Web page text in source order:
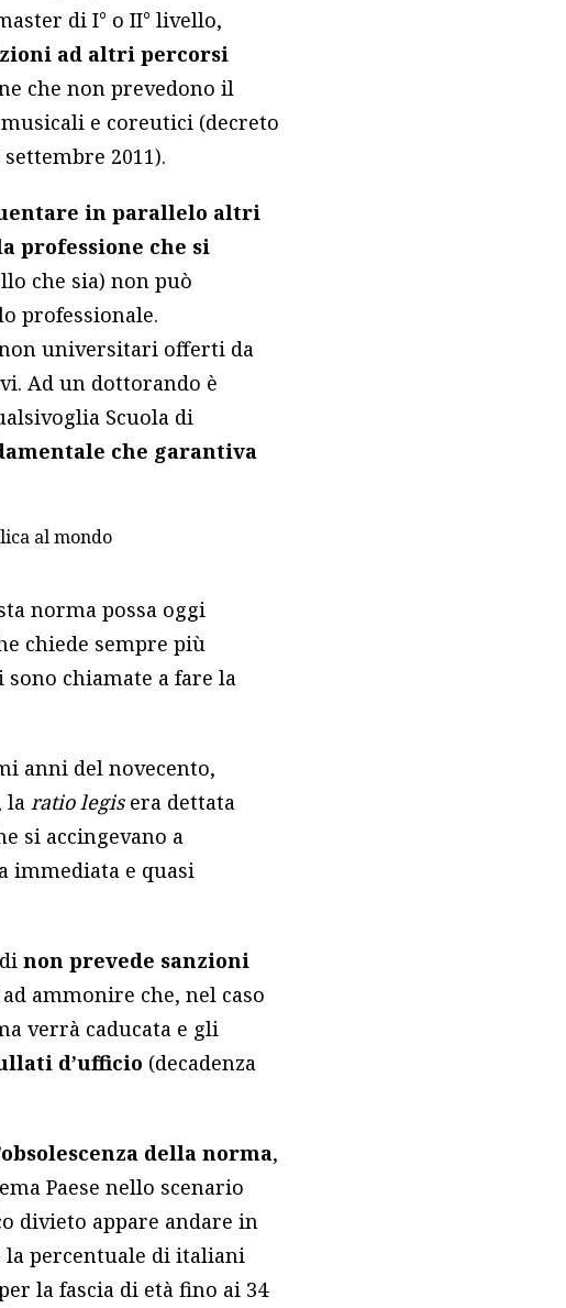
di I° o II° livello,
ad altri percorsi
che non prevedono il
e coreutici (decreto
2011).
in parallelo altri
professione che si
che sia) non può
professionale.
non universitari offerti da
Ad un dottorando è
Scuola di
che garantiva
norma possa oggi
chiede sempre più
chiamate a fare la
anni del novecento,
la ratio legis era dettata
si accingevano a
immediata e quasi
non prevede sanzioni
ammonire che, nel caso
verrà caducata e gli
d’ufficio (decadenza
della norma,
Paese nello scenario
divieto appare andare in
percentuale di italiani
la fascia di età fino ai 34